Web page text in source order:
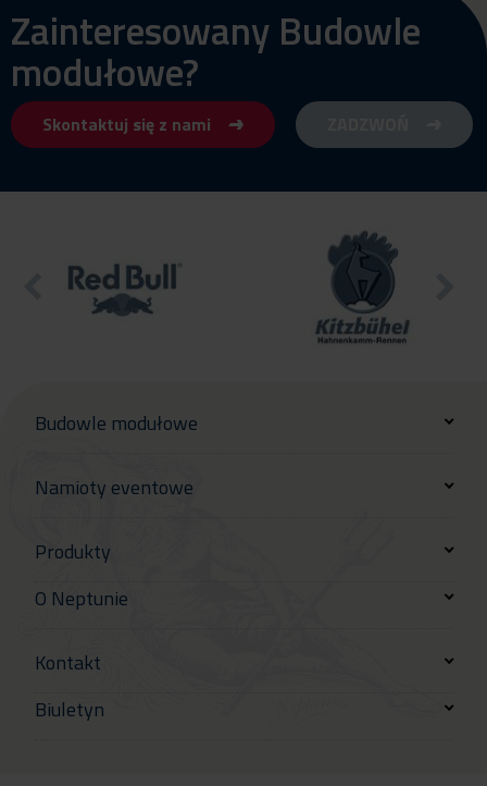
Zainteresowany Budowle
modułowe?
Skontaktuj się z nami
Budowle modułowe
Namioty eventowe
Produkty
O Neptunie
Kontakt
Biuletyn